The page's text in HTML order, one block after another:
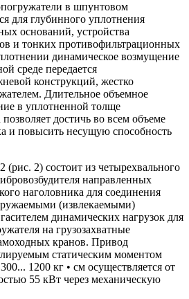
в шпунтовом
для глубинного уплотнения
оснований, устройства
и тонких противофильтрационных
динамическое возмущение
среде передается
конструкций, жестко
Длительное объемное
в уплотненной толще
достичь во всем объеме
и повысить несущую способность
2) состоит из четырехвального
направленных
наголовника для соединения
(извлекаемыми)
динамических нагрузок для
на грузозахватные
кранов. Привод
статическим моментом
1200 кг • см осуществляется от
55 кВт через механическую